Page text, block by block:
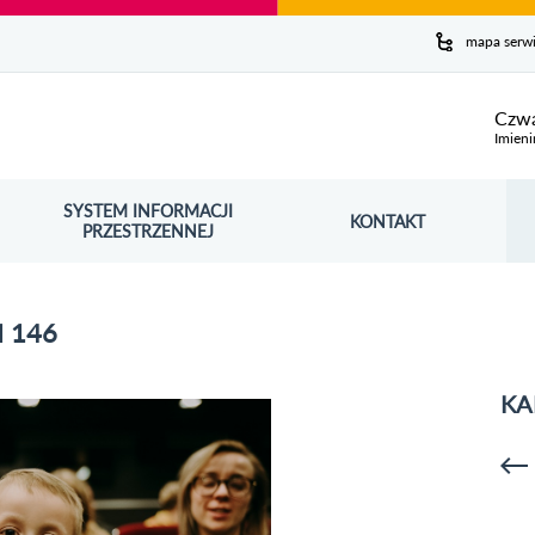
mapa
SYSTEM INFORMACJI
PRZESTRZENNEJ
OTWORZY SIĘ W NOWYM OKNIE KONTAKT
146